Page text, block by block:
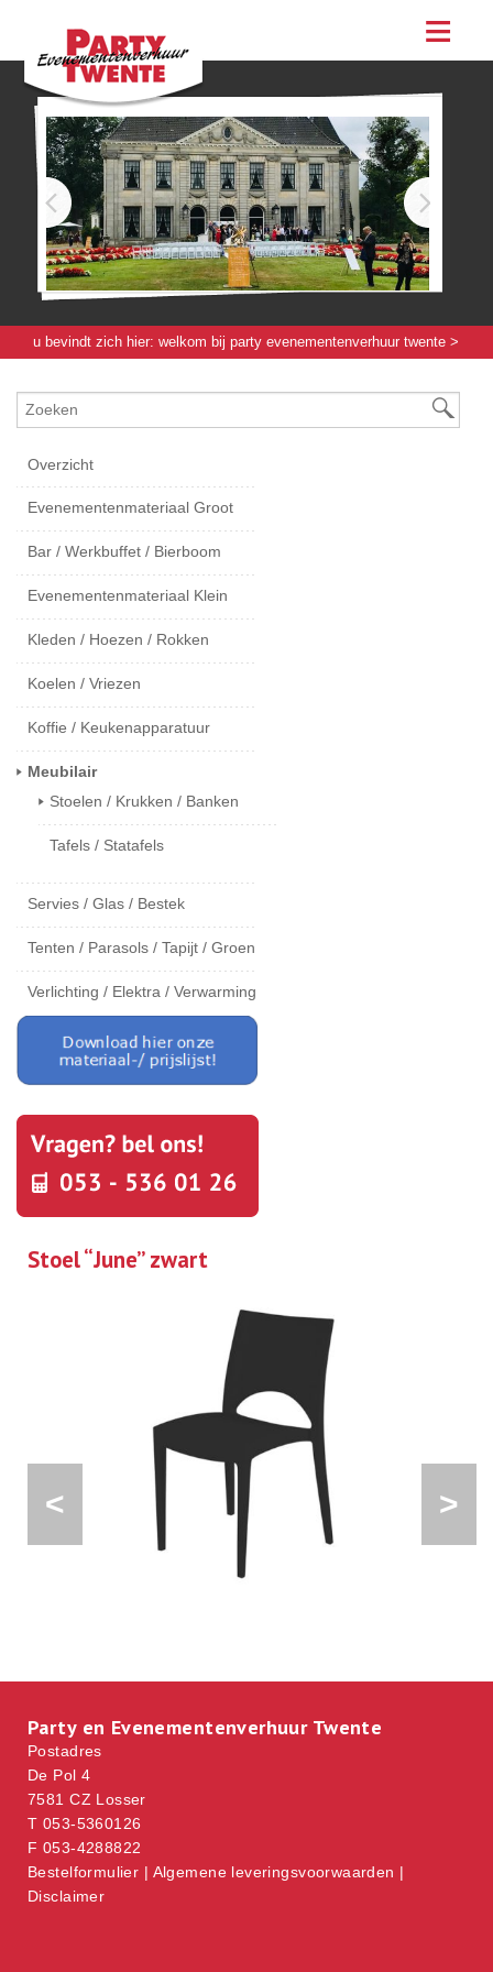
assortiment
evenementen
feesten
bestellen
contact
u bevindt zich hier: welkom bij party evenementenverhuur twente >
Overzicht
Evenementenmateriaal Groot
Bar / Werkbuffet / Bierboom
Evenementenmateriaal Klein
Kleden / Hoezen / Rokken
Koelen / Vriezen
Koffie / Keukenapparatuur
Meubilair
Stoelen / Krukken / Banken
Tafels / Statafels
Servies / Glas / Bestek
Tenten / Parasols / Tapijt / Groen
Verlichting / Elektra / Verwarming
Stoel “June” zwart
< >
Party en Evenementenverhuur Twente
Postadres
De Pol 4
7581 CZ Losser
T 053-5360126
F 053-4288822
Bestelformulier | Algemene leveringsvoorwaarden |
Disclaimer